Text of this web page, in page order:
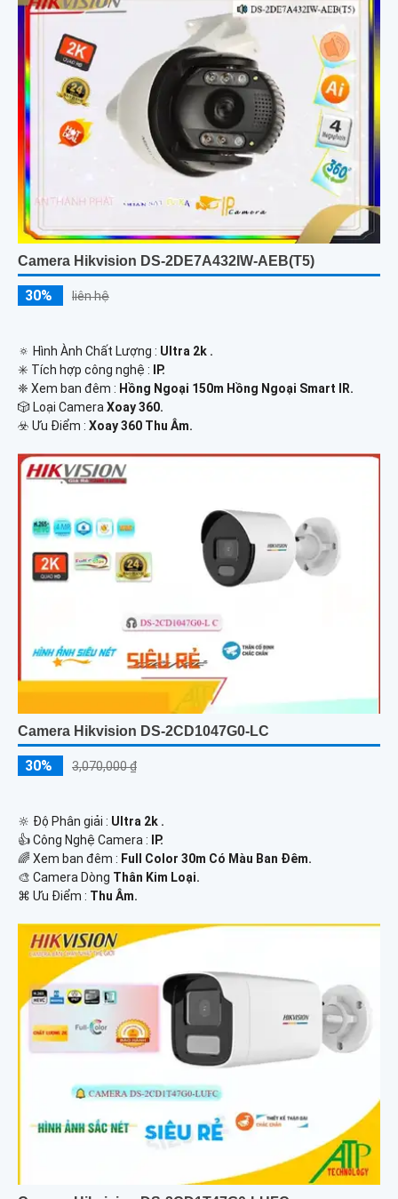
Camera Hikvision DS-2DE7A432IW-AEB(T5)
30% liên hệ
🔅 Hình Ành Chất Lượng : Ultra 2k .
✳️ Tích hợp công nghệ : IP.
❈ Xem ban đêm : Hồng Ngoại 150m Hồng Ngoại Smart IR.
🎲 Loại Camera Xoay 360.
️☣️ Ưu Điểm : Xoay 360 Thu Âm.
Camera Hikvision DS-2CD1047G0-LC
30% 3,070,000 ₫
🔆 Độ Phân giải : Ultra 2k .
👍 Công Nghệ Camera :
IP.
🌈 Xem ban đêm : Full Color 30m Có Màu Ban Đêm.
🎨 Camera Dòng Thân Kim Loại.
️⌘ Ưu Điểm : Thu Âm.